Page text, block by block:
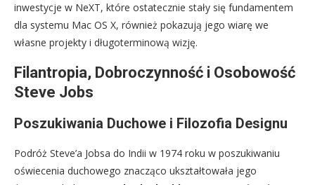
inwestycje w NeXT, które ostatecznie stały się fundamentem
dla systemu Mac OS X, również pokazują jego wiarę we
własne projekty i długoterminową wizję.
Filantropia, Dobroczynność i Osobowość
Steve Jobs
Poszukiwania Duchowe i Filozofia Designu
Podróż Steve’a Jobsa do Indii w 1974 roku w poszukiwaniu
oświecenia duchowego znacząco ukształtowała jego